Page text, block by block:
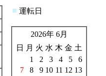
■ 運転日
2026年 6月
日
月 火 水 木 金 土
1
2 3 4 5
6
7
8 9 10 11 12 13